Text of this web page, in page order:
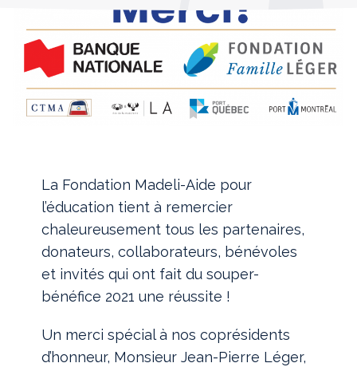
La Fondation Madeli-Aide pour
l’éducation tient à remercier
chaleureusement tous les partenaires,
donateurs, collaborateurs, bénévoles
et invités qui ont fait du souper-
bénéfice 2021 une réussite !
Un merci spécial à nos coprésidents
d’honneur, Monsieur Jean-Pierre Léger,